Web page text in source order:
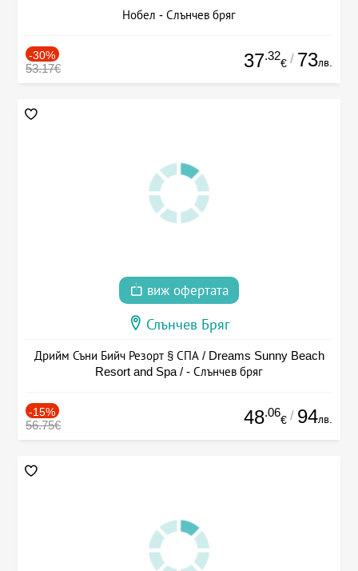
Нобел - Слънчев бряг
-30%
53.17€ 37.32
€ / 73лв.
виж офертата
Слънчев Бряг
Дрийм Съни Бийч Резорт § СПА / Dreams Sunny Beach
Resort and Spa / - Слънчев бряг
-15%
56.75€ 48.06
€ / 94лв.